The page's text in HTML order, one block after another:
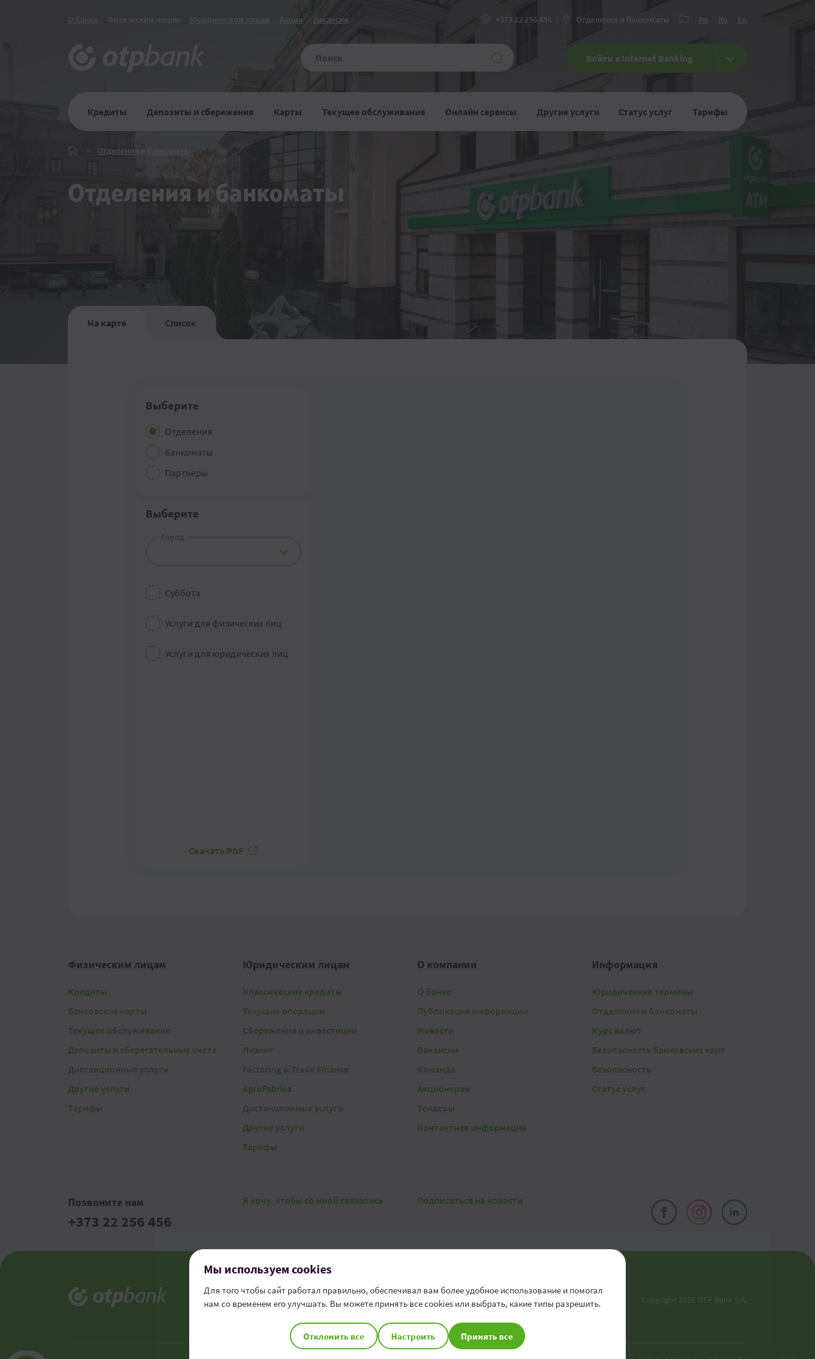
Акции Вакансии +373 22 256 456 Отделения и банкоматы Ro Ru En
Войти в Internet Banking
Кредиты Депозиты и сбережения Карты Текущее обслуживание Онлайн сервисы Другие услуги Статус услуг Тарифы
Отделения и банкоматы
Отделения и банкоматы
Выберите
Отделения
Банкоматы
Партнеры
Выберите
Город
Суббота
Услуги для физических лиц
Услуги для юридических лиц
Скачать PDF
На карте Список
Физическим лицам
Кредиты
Банковские карты
Текущее обслуживание
Депозиты и сберегательные счета
Дистанционные услуги
Другие услуги
Тарифы
Юридическим лицам
Классические кредиты
Текущие операции
Сбережения и инвестиции
Лизинг
Factoring & Trade Finance
AgroFabrica
Дистанционные услуги
Другие услуги
Тарифы
О компании
О банке
Публикация информации
Новости
Вакансии
Команда
Акционерам
Тендеры
Контактная информация
Информация
Юридические термины
Отделения и банкоматы
Курс валют
Безопасность банковских карт
Безопасность
Статус услуг
Позвоните нам
+373 22 256 456
Я хочу, чтобы со мной связались Подписаться на новости
Канал для сбора информации о нарушениях
Телефонный номер потребителя - 022 85 95 95
Настройки файлов cookie
Copyright 2026 OTP Bank S.A.
Мы используем cookies
Для того чтобы сайт работал правильно, обеспечивал вам более удобное использование и помогал
нам со временем его улучшать. Вы можете принять все cookies или выбрать, какие типы разрешить.
Отклонить все Настроить Принять все